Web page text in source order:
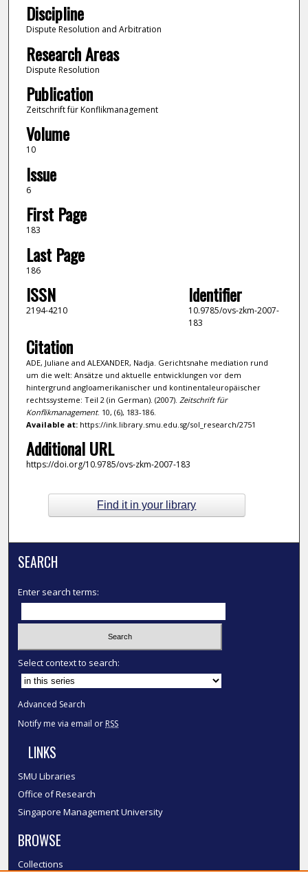
Discipline
Dispute Resolution and Arbitration
Research Areas
Dispute Resolution
Publication
Zeitschrift für Konflikmanagement
Volume
10
Issue
6
First Page
183
Last Page
186
ISSN
2194-4210
Identifier
10.9785/ovs-zkm-2007-
183
Citation
ADE, Juliane and ALEXANDER, Nadja. Gerichtsnahe mediation rund
um die welt: Ansätze und aktuelle entwicklungen vor dem
hintergrund angloamerikanischer und kontinentaleuropäischer
rechtssysteme: Teil 2 (in German). (2007). Zeitschrift für
Konflikmanagement. 10, (6), 183-186.
Available at:https://ink.library.smu.edu.sg/sol_research/2751
Additional URL
https://doi.org/10.9785/ovs-zkm-2007-183
Find it in your library
SEARCH
Enter search terms:
Select context to search:
Advanced Search
Notify me via email or RSS
LINKS
SMU Libraries
Office of Research
Singapore Management University
BROWSE
Collections